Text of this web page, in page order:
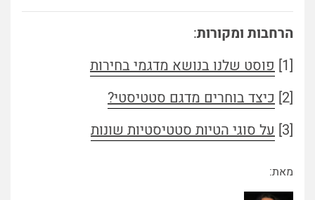
הרחבות ומקורות:
[1]
פוסט שלנו בנושא מדגמי בחירות
[2]
כיצד בוחרים מדגם סטטיסטי?
[3]
על סוגי הטיות סטטיסטיות שונות
מאת: